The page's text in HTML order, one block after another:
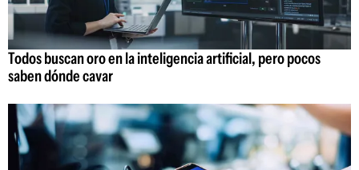
Todos buscan oro en la inteligencia artificial, pero pocos
saben dónde cavar